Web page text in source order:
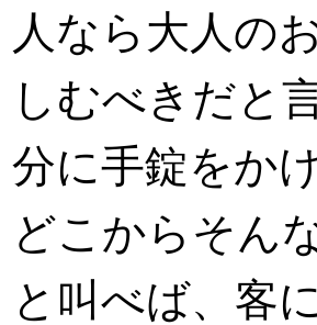
人なら大人の
しむべきだと
分に手錠をか
どこからそん
と叫べば、客